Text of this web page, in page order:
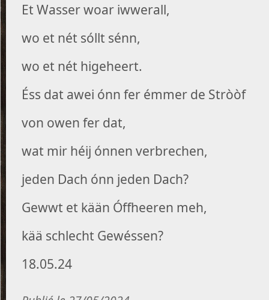
Et Wasser woar iwwerall,
wo et nét sóllt sénn,
wo et nét higeheert.
Éss dat awei ónn fer émmer de Stròòf
von owen fer dat,
wat mir héij ónnen verbrechen,
jeden Dach ónn jeden Dach?
Gewwt et kään Óffheeren meh,
kää schlecht Gewéssen?
18.05.24